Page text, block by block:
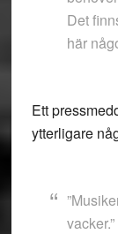
Det
här
Ett
ytterligare